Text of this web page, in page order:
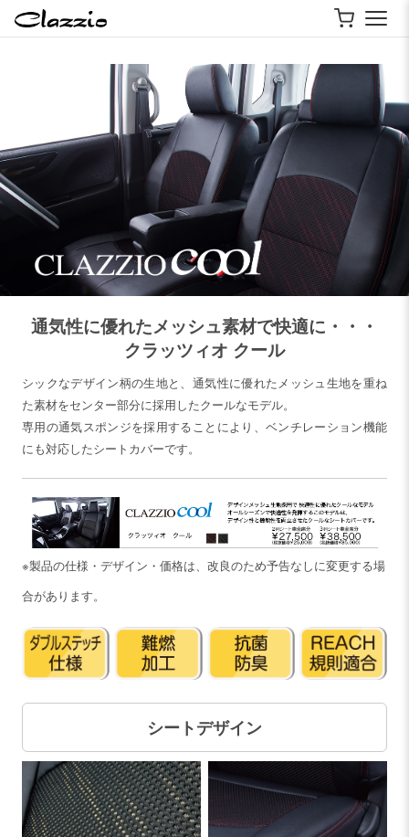
通気性に優れたメッシュ素材で快適に・・・
クラッツィオ クール
シックなデザイン柄の生地と、通気性に優れたメッシュ生地を重ね
た素材をセンター部分に採用したクールなモデル。
専用の通気スポンジを採用することにより、ベンチレーション機能
にも対応したシートカバーです。
※製品の仕様・デザイン・価格は、改良のため予告なしに変更する場
合があります。
シートデザイン